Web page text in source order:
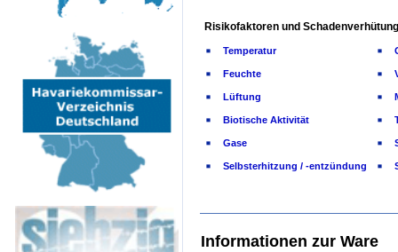
Risikofaktoren und
Temperatur
Feuchte
Lüftung
Biotische Aktivität
Gase
Selbsterhitzung / -entzündung
Informationen zur Ware